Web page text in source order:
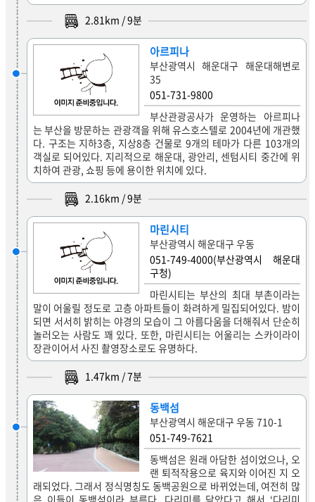
2.81km /9분
아르피나
부산광역시 해운대구 해운대해변로
35
051-731-9800
부산관광공사가 운영하는 아르피나
는 부산을 방문하는 관광객을 위해 유스호스텔로 2004년에 개관했
다. 구조는 지하3층, 지상8층 건물로 9개의 테마가 다른 103개의
객실로 되어있다. 지리적으로 해운대, 광안리, 센텀시티 중간에 위
치하여 관광, 쇼핑 등에 용이한 위치에 있다.
2.16km /9분
마린시티
부산광역시 해운대구 우동
051-749-4000(부산광역시 해운대
구청)
마린시티는 부산의 최대 부촌이라는
말이 어울릴 정도로 고층 아파트들이 화려하게 밀집되어있다. 밤이
되면 서서히 밝히는 야경의 모습이 그 아름다움을 더해줘서 단순히
놀러오는 사람도 꽤 있다. 또한, 마린시티는 어울리는 스카이라이
장관이어서 사진 촬영장소로도 유명하다.
1.47km /7분
동백섬
부산광역시 해운대구 우동 710-1
051-749-7621
동백섬은 원래 아담한 섬이었으나, 오
랜 퇴적작용으로 육지와 이어진 지 오
래되었다. 그래서 정식명칭도 동백공원으로 바뀌었는데, 여전히 많
은 이들이 동백섬이라 부른다. 다리미를 닮았다고 해서 ‘다리미